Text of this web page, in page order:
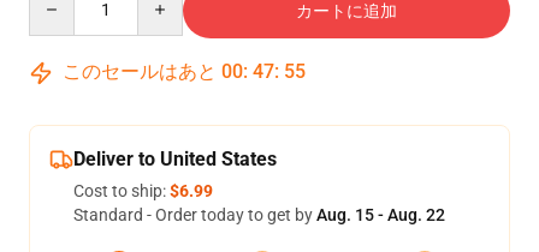
カートに追加
このセールはあと 00: 47: 54
Deliver to United States
Cost to ship:$6.99
Standard - Order today to get byAug. 15 - Aug. 22